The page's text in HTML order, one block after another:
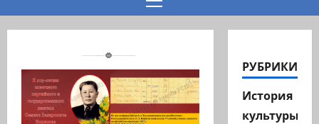
Основное
РУБРИКИ
История
культуры